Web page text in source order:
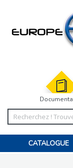
CATALOGUE